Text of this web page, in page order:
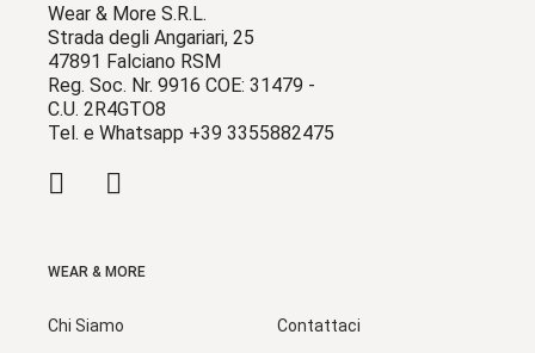
Wear & More S.R.L.
Strada degli Angariari, 25
47891 Falciano RSM
Reg. Soc. Nr. 9916 COE: 31479 -
C.U. 2R4GTO8
Tel. e Whatsapp +39 3355882475
WEAR & MORE
Chi Siamo Contattaci